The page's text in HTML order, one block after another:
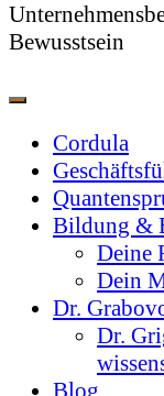
Bewusstsein
Cordula
Bildung &
Deine
Dein
Dr.
Dr.
Blog